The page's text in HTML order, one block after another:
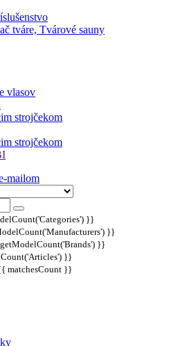
tváre, Tvárové sauny
vlasov
strojčekom
strojčekom
mailom
}}
}}
}}
}}
matchesCount }}